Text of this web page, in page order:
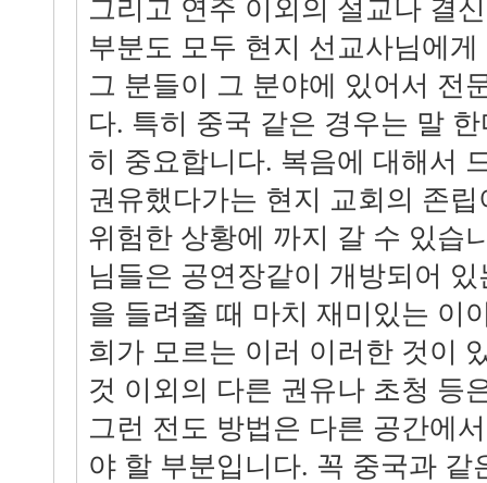
그리고 연주 이외의 설교나 결
부분도 모두 현지 선교사님에
그 분들이 그 분야에 있어서 전
다. 특히 중국 같은 경우는 말
히 중요합니다. 복음에 대해서
권유했다가는 현지 교회의 존
위험한 상황에 까지 갈 수 있습
님들은 공연장같이 개방되어
을 들려줄 때 마치 재미있는 이
희가 모르는 이러 이러한 것이
것 이외의 다른 권유나 초청 등
그런 전도 방법은 다른 공간에
야 할 부분입니다. 꼭 중국과 같